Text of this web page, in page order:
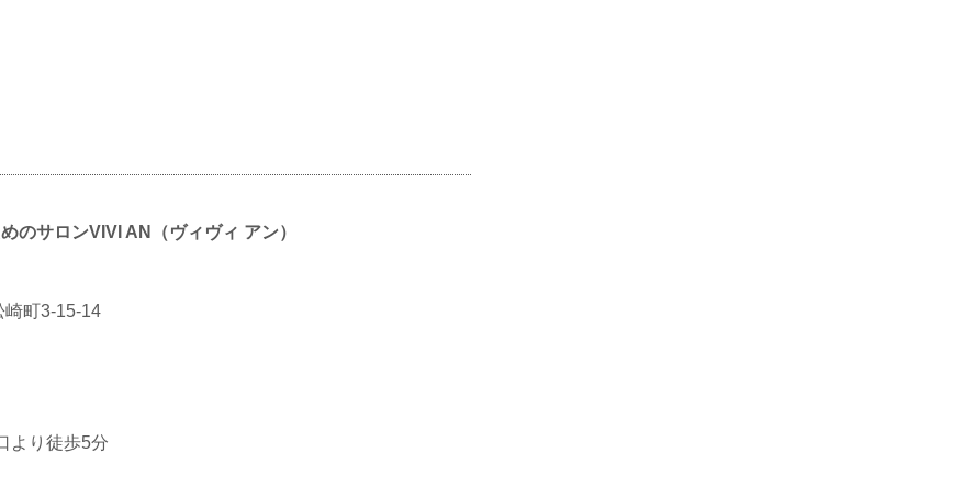
のサロンVIVI AN（ヴィヴィ アン）
町3-15-14
より徒歩5分